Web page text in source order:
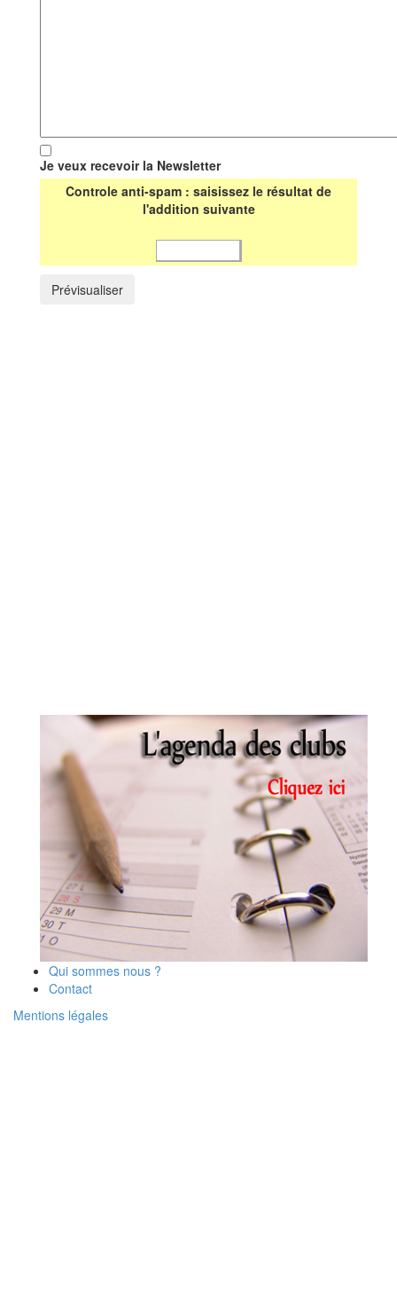
Je veux recevoir la Newsletter
Controle anti-spam : saisissez le résultat de
l'addition suivante
Qui sommes nous ?
Contact
Mentions légales